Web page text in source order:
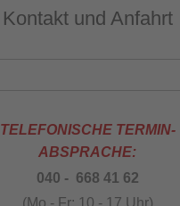
Kontakt und Anfahrt
TELEFONISCHE TERMIN-
ABSPRACHE:
040 - 668 41 62
(Mo - Fr: 10 - 17 Uhr)